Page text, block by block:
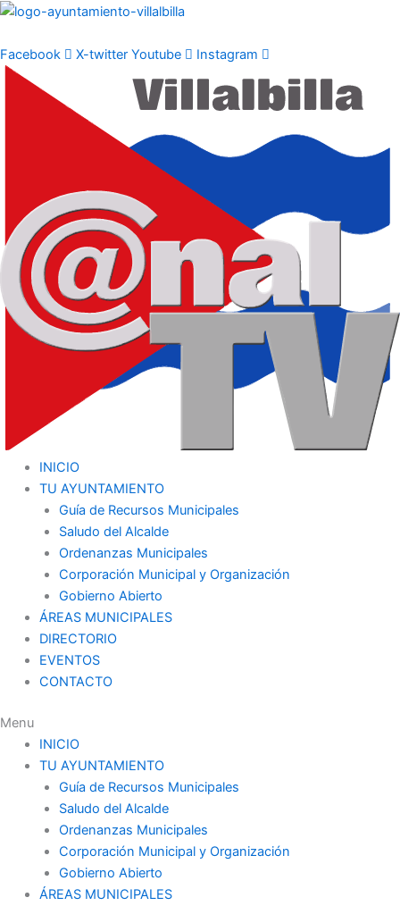
Ir
contenido
Facebook X-twitter Youtube Instagram
INICIO
TU AYUNTAMIENTO
Guía de Recursos Municipales
Saludo del Alcalde
Ordenanzas Municipales
Corporación Municipal y Organización
Gobierno Abierto
ÁREAS MUNICIPALES
DIRECTORIO
EVENTOS
CONTACTO
Menu
INICIO
TU AYUNTAMIENTO
Guía de Recursos Municipales
Saludo del Alcalde
Ordenanzas Municipales
Corporación Municipal y Organización
Gobierno Abierto
ÁREAS MUNICIPALES